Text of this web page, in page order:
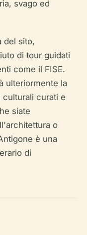
svago ed
del sito,
di tour guidati
come il FISE.
ulteriormente la
curati e
siate
o
è una
di